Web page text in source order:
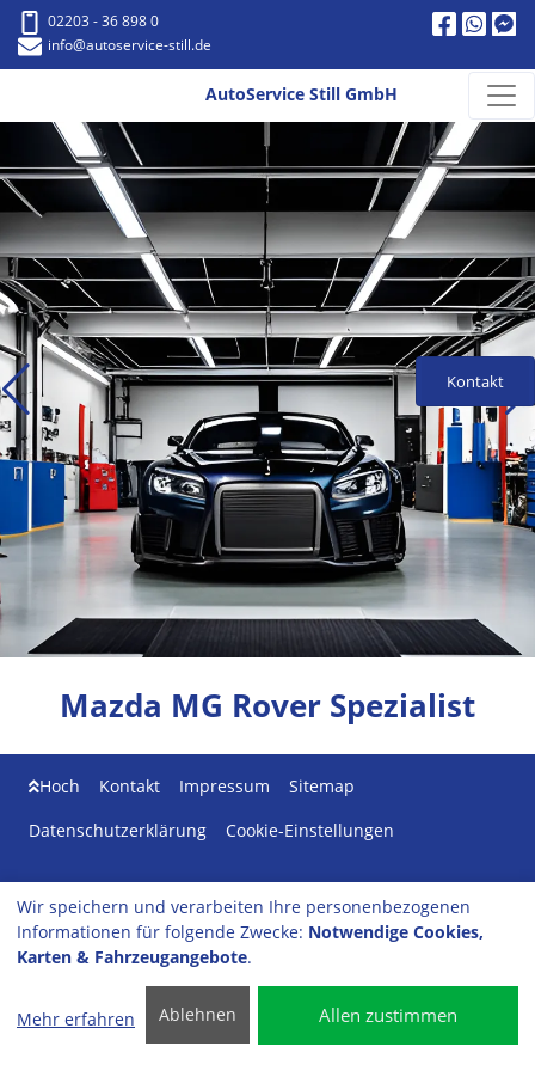
02203 - 36 898 0
info@autoservice-still.de
AutoService Still GmbH
Mazda MG Rover Spezialist
Hoch Kontakt Impressum
Sitemap
Datenschutzerklärung
Cookie-Einstellungen
AutoService Still GmbH
Ernastr. 39
51069 Köln
Tel: 02203 - 2901830
Mobil: 0176 4116 8383
info@autoservice-still.de
Kontakt
Wir speichern und verarbeiten Ihre personenbezogenen
Informationen für folgende Zwecke: Notwendige Cookies,
Karten & Fahrzeugangebote.
Mehr erfahren Ablehnen Allen zustimmen